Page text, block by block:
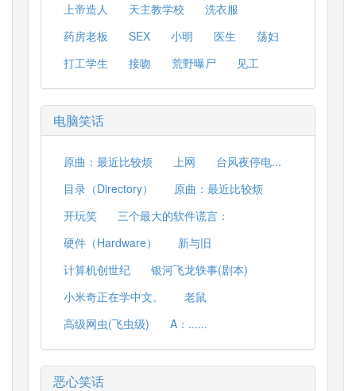
上帝造人
天主教学校
洗衣服
药房老板
SEX 小明 医生
荡妇
打工学生
接吻 荒野曝尸 见工
电脑笑话
原曲：最近比较烦 上网
台风夜停电...
目录（Directory）
原曲：最近比较烦
开玩笑
三个最大的软件谎言：
硬件（Hardware）
新与旧
计算机创世纪
银河飞龙轶事(剧本)
小米奇正在学中文。
老鼠
高级网虫(飞虫级)
A：......
恶心笑话